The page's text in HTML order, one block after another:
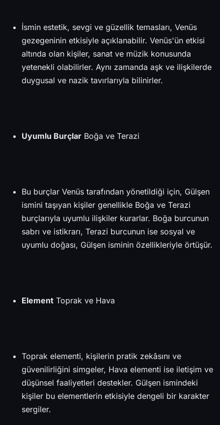
İsmin estetik, sevgi ve güzellik temasları, Venüs
gezegeninin etkisiyle açıklanabilir. Venüs'ün etkisi
altında olan kişiler, sanat ve müzik konusunda
yetenekli olabilirler. Aynı zamanda aşk ve ilişkilerde
duygusal ve nazik tavırlarıyla bilinirler.
Uyumlu Burçlar Boğa ve Terazi
Bu burçlar Venüs tarafından yönetildiği için, Gülşen
ismini taşıyan kişiler genellikle Boğa ve Terazi
burçlarıyla uyumlu ilişkiler kurarlar. Boğa burcunun
sabrı ve istikrarı, Terazi burcunun ise sosyal ve
uyumlu doğası, Gülşen isminin özellikleriyle örtüşür.
Element Toprak ve Hava
Toprak elementi, kişilerin pratik zekâsını ve
güvenilirliğini simgeler, Hava elementi ise iletişim ve
düşünsel faaliyetleri destekler. Gülşen ismindeki
kişiler bu elementlerin etkisiyle dengeli bir karakter
sergiler.